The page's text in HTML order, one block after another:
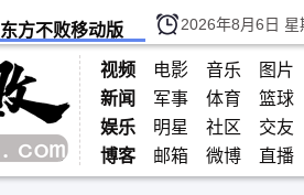
东方不败移动版 2026年8月6日 星
视频 电影 音乐 图片
新闻
军事 体育 篮球
娱乐
明星 社区 交友
博客
邮箱 微博 直播